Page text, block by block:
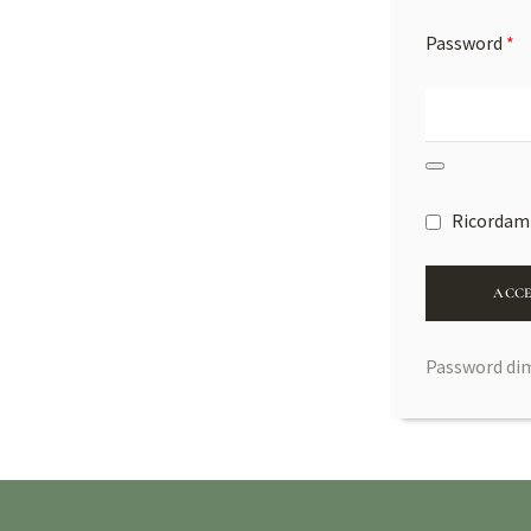
Password *
Password